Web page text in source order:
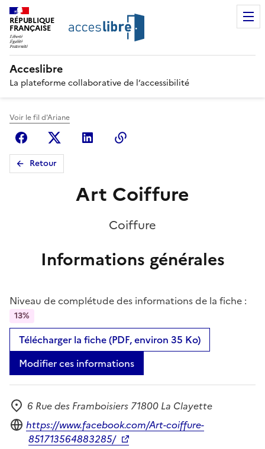
RÉPUBLIQUE
FRANÇAISE
Acceslibre
La plateforme collaborative de l’accessibilité
Voir le fil d'Ariane
FacebookX (anciennement Twitter)
Linkedin
Retour
Art Coiffure
Coiffure
Informations générales
Niveau de complétude des informations de la fiche :
13%
Télécharger la fiche (PDF, environ 35 Ko)
Modifier ces informations
Adresse
6 Rue des Framboisiers 71800 La Clayette
Site internet
https://www.facebook.com/Art-coiffure-
851713564883285/